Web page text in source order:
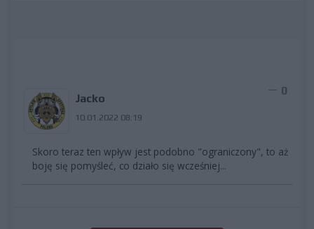
Jacko
10.01.2022 08:19
0
Skoro teraz ten wpływ jest podobno "ograniczony", to aż
boję się pomyśleć, co działo się wcześniej...